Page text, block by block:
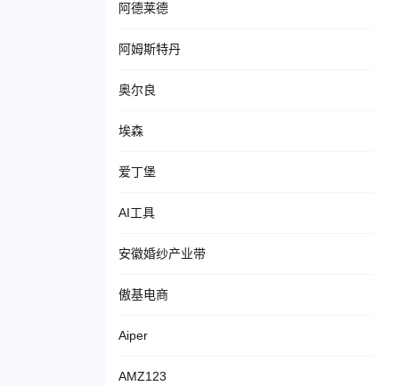
阿德莱德
阿姆斯特丹
奥尔良
埃森
爱丁堡
AI工具
安徽婚纱产业带
傲基电商
Aiper
AMZ123